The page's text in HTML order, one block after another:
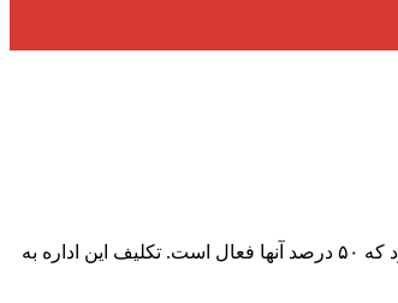
به گزارش پایگاه آفتاب شمال : عبدالله خرمدل اظهار کرد: گیلان در حوزه امور معادن از استان‌های کم برخوردار کشور است و حدود ۱۱۰ معدن ثبت شده دارد که ۵۰ درصد آنها فعال است. تکلیف این اداره به